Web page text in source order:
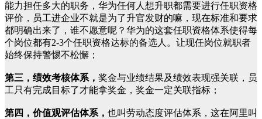
能力担任多大的职务，华为任何人想升职都需要进行任职资格
评价，员工进企业不就是为了升官发财的嘛，现在标准和要求
都明确出来了，谁不愿意呢？华为的这套任职资格体系使得每
个岗位都有2-3个任职资格达标的备选人。让现任岗位就职者
始终保持警惕不松懈；
第三，绩效考核体系， 奖金与业绩结果及绩效表现强关联，员
工只有完成目标了才能拿奖金，奖金一定关联指标；
第四，价值观评估体系， 也叫劳动态度评估体系，这在阿里叫